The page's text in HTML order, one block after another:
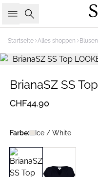
Suche
Startseite Alles shoppen Blusen
BrianaSZ SS Top
CHF44.90
Farbe: Ice / White